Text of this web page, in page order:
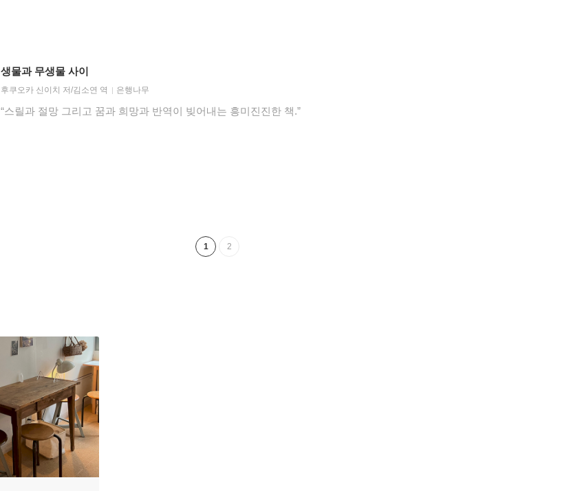
생물과 무생물 사이
후쿠오카 신이치 저/김소연 역 은행나무
“스릴과 절망 그리고 꿈과 희망과 반역이 빚어내는 흥미진진한 책.”
1 2